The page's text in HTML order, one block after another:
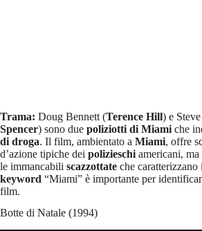
Trama: Doug Bennett (Terence Hill) e
Spencer) sono due poliziotti di Miami che
di droga. Il film, ambientato a Miami, offre
d’azione tipiche dei polizieschi americani,
le immancabili scazzottate che
keyword “Miami” è importante per
film.
Botte di Natale (1994)